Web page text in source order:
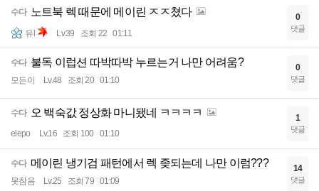
수다 노트북 렉 때문에 메이린 ㅈㅈ쳤다
유l Lv.39 조회 22 01:11
0
댓글
수다 불독 이럽션 따박따박 누르는거 나만 어려움?
모든이 Lv.48 조회 20 01:10
0
댓글
수다 오 백숙값 정상화 마니됐네 ㅋㅋㅋㅋ
elepo Lv.16 조회 100 01:10
1
댓글
수다 메이린 냉기검 패턴에서 렉 좆되는데 나만 이럼???
못참음 Lv.25 조회 79 01:09
14
댓글